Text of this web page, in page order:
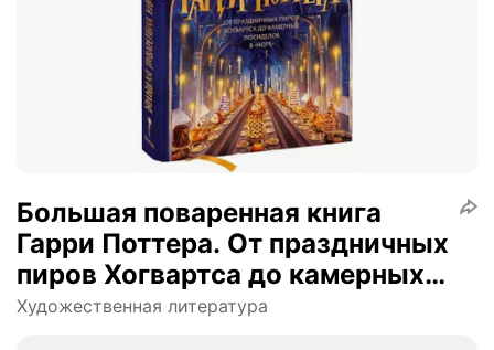
Большая поваренная книга
Гарри Поттера. От праздничных
пиров Хогвартса до камерных
посиделок в "Норе"
Художественная литература